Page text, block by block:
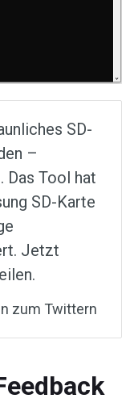
SD-
–
Das Tool hat
SD-Karte
Jetzt
zum Twittern